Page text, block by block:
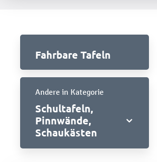
Fahrbare Tafeln
Andere in Kategorie
Schultafeln,
Pinnwände,
Schaukästen